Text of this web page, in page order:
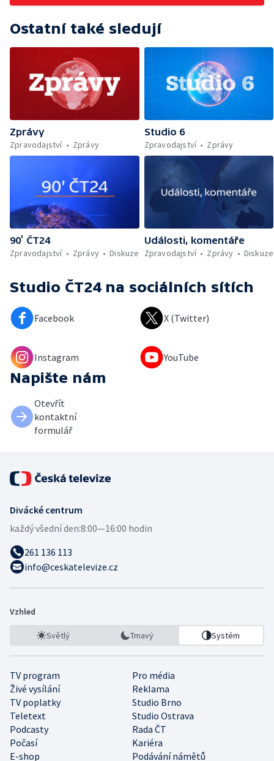
Ostatní také sledují
Zprávy
Zpravodajství
Zprávy
Studio 6
Zpravodajství
Zprávy
90’ ČT24
Zpravodajství
Zprávy Diskuze
Události, komentáře
Zpravodajství
Zprávy Diskuze
Studio ČT24 na sociálních sítích
Facebook X (Twitter)
Instagram YouTube
Napište nám
Otevřít
kontaktní
formulář
Divácké centrum
každý všední den:8:00—16:00 hodin
261 136 113
info@ceskatelevize.cz
Vzhled
Světlý Tmavý Systém
TV program
Pro média
Živé vysílání
Reklama
TV poplatky
Studio Brno
Teletext
Studio Ostrava
Podcasty
Rada ČT
Počasí
Kariéra
E-shop
Podávání námětů